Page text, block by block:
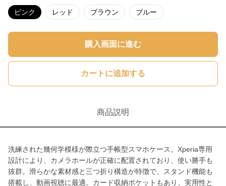
ピンク レッド ブラウン ブルー
購入画面に進む
カートに追加する
商品説明
洗練された幾何学模様が際立つ手帳型スマホケース。Xperia専用
設計により、カメラホールが正確に配置されており、使い勝手も
抜群。滑らかな素材感と三つ折り構造が特徴で、スタンド機能も
搭載し、動画視聴に最適。カード収納ポケットもあり、実用性と